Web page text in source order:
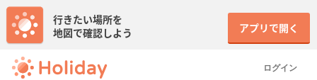
ログイン
行きたい場所を
地図で確認しよう
アプリで開く